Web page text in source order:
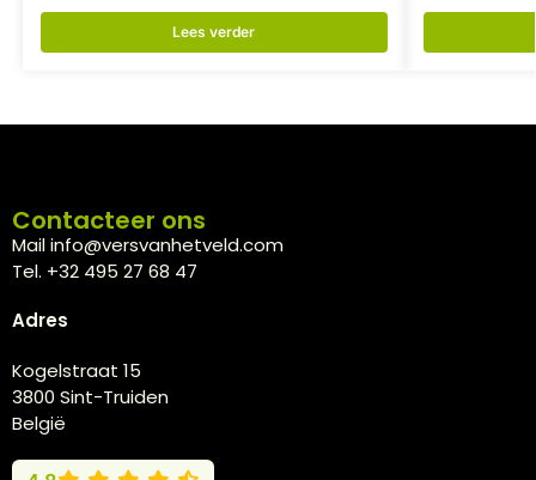
Lees verder
Contacteer ons
Mail info@versvanhetveld.com
Tel. +32 495 27 68 47
Adres
Kogelstraat 15
3800 Sint-Truiden
België